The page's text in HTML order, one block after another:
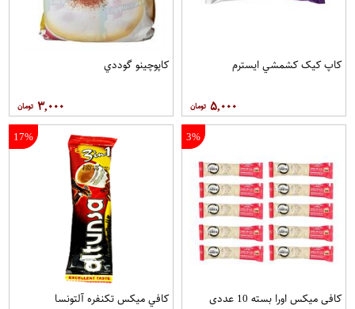
کاپ کيک کشمشي ايسترم
۵,۰۰۰
کاپوچينو گوددي
۳,۰۰۰
3%
کافی میکس اورا بسته 10 عددی
17%
کافي ميکس تکنفره آلتونسا